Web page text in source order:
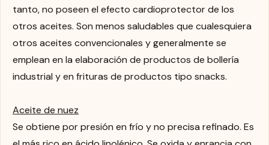
tanto, no poseen el efecto cardioprotector de los
otros aceites. Son menos saludables que cualesquiera
otros aceites convencionales y generalmente se
emplean en la elaboración de productos de bollería
industrial y en frituras de productos tipo snacks.
Aceite de nuez
Se obtiene por presión en frío y no precisa refinado. Es